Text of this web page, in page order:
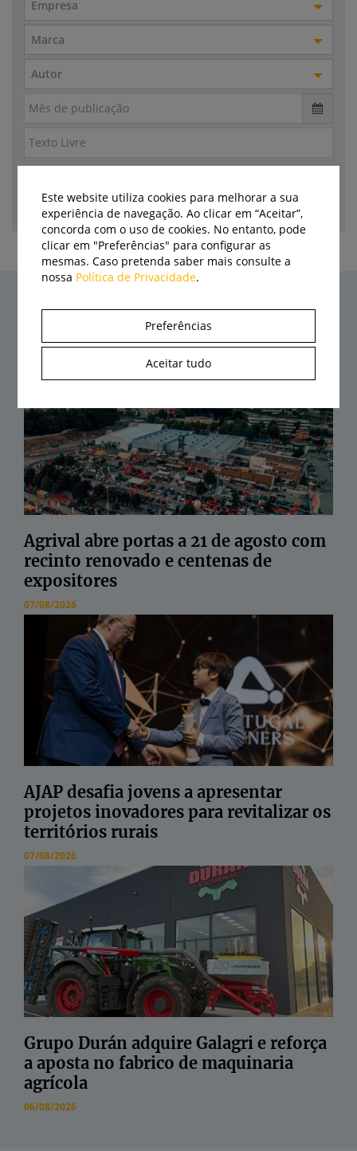
Empresa
Marca
Autor
Últimas notícias
Agrival abre portas a 21 de agosto com
recinto renovado e centenas de
expositores
07/08/2026
AJAP desafia jovens a apresentar
projetos inovadores para revitalizar os
territórios rurais
07/08/2026
Grupo Durán adquire Galagri e reforça
a aposta no fabrico de maquinaria
agrícola
06/08/2026
Este website utiliza cookies para melhorar a sua
experiência de navegação. Ao clicar em “Aceitar”,
concorda com o uso de cookies. No entanto, pode
clicar em "Preferências" para configurar as
mesmas. Caso pretenda saber mais consulte a
nossa Política de Privacidade.
Preferências
Aceitar tudo